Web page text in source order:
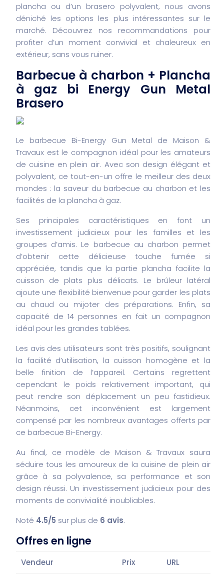
plancha ou d’un brasero polyvalent, nous avons
déniché les options les plus intéressantes sur le
marché. Découvrez nos recommandations pour
profiter d’un moment convivial et chaleureux en
extérieur, sans vous ruiner.
Barbecue à charbon + Plancha
à gaz bi Energy Gun Metal
Brasero
Le barbecue Bi-Energy Gun Metal de Maison &
Travaux est le compagnon idéal pour les amateurs
de cuisine en plein air. Avec son design élégant et
polyvalent, ce tout-en-un offre le meilleur des deux
mondes : la saveur du barbecue au charbon et les
facilités de la plancha à gaz.
Ses principales caractéristiques en font un
investissement judicieux pour les familles et les
groupes d’amis. Le barbecue au charbon permet
d’obtenir cette délicieuse touche fumée si
appréciée, tandis que la partie plancha facilite la
cuisson de plats plus délicats. Le brûleur latéral
ajoute une flexibilité bienvenue pour garder les plats
au chaud ou mijoter des préparations. Enfin, sa
capacité de 14 personnes en fait un compagnon
idéal pour les grandes tablées.
Les avis des utilisateurs sont très positifs, soulignant
la facilité d’utilisation, la cuisson homogène et la
belle finition de l’appareil. Certains regrettent
cependant le poids relativement important, qui
peut rendre son déplacement un peu fastidieux.
Néanmoins, cet inconvénient est largement
compensé par les nombreux avantages offerts par
ce barbecue Bi-Energy.
Au final, ce modèle de Maison & Travaux saura
séduire tous les amoureux de la cuisine de plein air
grâce à sa polyvalence, sa performance et son
design réussi. Un investissement judicieux pour des
moments de convivialité inoubliables.
Noté 4.5/5 sur plus de 6 avis.
Offres en ligne
Vendeur Prix URL